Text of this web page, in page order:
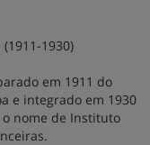
(1911-1930)
em 1911 do
e integrado em 1930
o nome de Instituto